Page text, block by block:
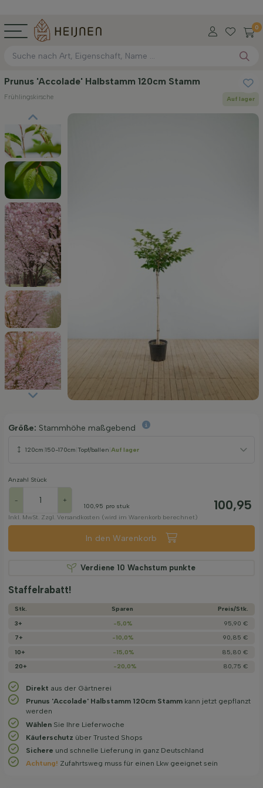
0
Prunus 'Accolade' Halbstamm 120cm Stamm
Frühlingskirsche Auf lager
Größe: Stammhöhe maßgebend
120cm 150-170cm Topf/ballen Auf lager
Anzahl Stück
- +
100,95 pro stuk 100,95
Inkl. MwSt. Zzgl. Versandkosten (wird im Warenkorb berechnet)
In den Warenkorb
Verdiene 10 Wachstum punkte
Staffelrabatt!
Stk. Sparen
Preis/­Stk.
3+
-5,0%
95,90 €
7+
-10,0%
90,85 €
10+
-15,0%
85,80 €
20+
-20,0% 80,75 €
Direkt aus der Gärtnerei
Prunus 'Accolade' Halbstamm 120cm Stamm kann jetzt gepflanzt
werden
Wählen Sie Ihre Lieferwoche
Käuferschutz über Trusted Shops
Sichere und schnelle Lieferung in ganz Deutschland
Achtung! Zufahrtsweg muss für einen Lkw geeignet sein